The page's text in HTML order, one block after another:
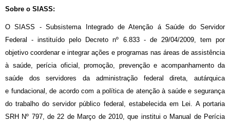
Sobre o SIASS:
O SIASS - Subsistema Integrado de Atenção á Saúde do Servidor
Federal - instituído pelo Decreto nº 6.833 - de 29/04/2009, tem por
objetivo coordenar e integrar ações e programas nas áreas de assistência
à saúde, perícia oficial, promoção, prevenção e acompanhamento da
saúde dos servidores da administração federal direta, autárquica
e fundacional, de acordo com a política de atenção à saúde e segurança
do trabalho do servidor público federal, estabelecida em Lei. A portaria
SRH Nº 797, de 22 de Março de 2010, que institui o Manual de Perícia